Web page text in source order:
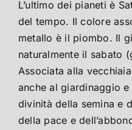
L’ultimo dei pianeti è
del tempo. Il colore
metallo è il piombo. Il
naturalmente il sabato
Associata alla
anche al giardinaggio e
divinità della semina e
della pace e